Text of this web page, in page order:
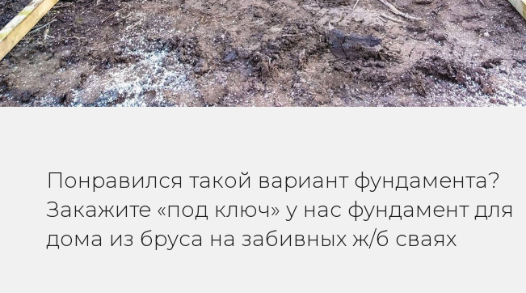
Понравился такой вариант фундамента?
Закажите «под ключ» у нас фундамент для
дома из бруса на забивных ж/б сваях